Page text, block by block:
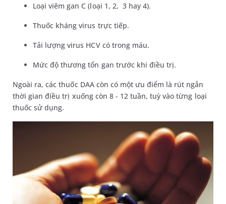
Loại viêm gan C (loại 1, 2, 3 hay 4).
Thuốc kháng virus trực tiếp.
Tải lượng virus HCV có trong máu.
Mức độ thương tổn gan trước khi điều trị.
Ngoài ra, các thuốc DAA còn có một ưu điểm là rút ngắn
thời gian điều trị xuống còn 8 - 12 tuần, tuỳ vào từng loại
thuốc sử dụng.